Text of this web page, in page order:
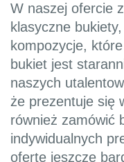
W naszej ofercie
klasyczne
kompozycje,
bukiet jest
naszych
że prezentuje się
również zamówić
indywidualnych
ofertę jeszcze